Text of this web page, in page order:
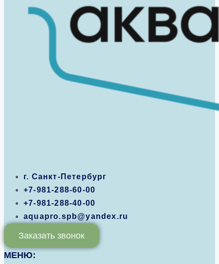
г. Санкт-Петербург
+7-981-288-60-00
+7-981-288-40-00
aquapro.spb@yandex.ru
Заказать звонок
МЕНЮ: